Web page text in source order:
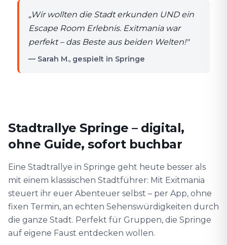
„Wir wollten die Stadt erkunden UND ein
Escape Room Erlebnis. Exitmania war
perfekt – das Beste aus beiden Welten!"
— Sarah M., gespielt in Springe
Stadtrallye Springe – digital,
ohne Guide, sofort buchbar
Eine Stadtrallye in Springe geht heute besser als
mit einem klassischen Stadtführer: Mit Exitmania
steuert ihr euer Abenteuer selbst – per App, ohne
fixen Termin, an echten Sehenswürdigkeiten durch
die ganze Stadt. Perfekt für Gruppen, die Springe
auf eigene Faust entdecken wollen.